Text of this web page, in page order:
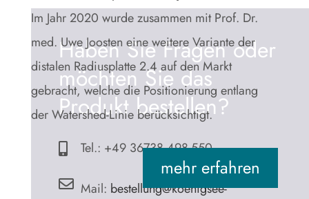
Im Jahr 2020 wurde zusammen mit Prof. Dr.
med. Uwe Joosten eine weitere Variante der
distalen Radiusplatte 2.4 auf den Markt
gebracht, welche die Positionierung entlang
der Watershed-Linie berücksichtigt.
mehr erfahren
Haben Sie Fragen oder
möchten Sie das
Produkt bestellen?
 ​Tel.: +49 36738 498-550
 Mail: bestellung@koenigsee-